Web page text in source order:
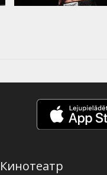
Кинотеатр